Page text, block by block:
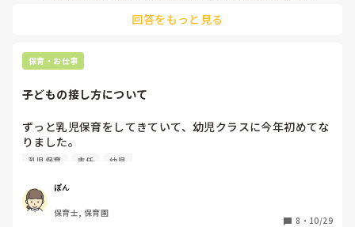
流れを止めないように活動を回していくことが難しいです。例
てくるのでタイミングやメンバーを考えたり一緒に組む先生と
のコミュニケーションが大切だと思いますよ。
回答をもっと見る
保育・お仕事
子どもの接し方について
ずっと乳児保育をしてきていて、幼児クラスに今年初めてな
りました。
乳児の方が向いていると思ってしまいます。怒っても、注意
ンの先生に聞いて試行錯誤しても、全くダメです。リーダー
になっても、なかなかうまくできず迷惑をかけてしまいま
す。幼児と関わる時にどのようなことを気を付けています
乳児保育 主任 幼児
ぽん
保育士, 保育園
8 ・ 10/29